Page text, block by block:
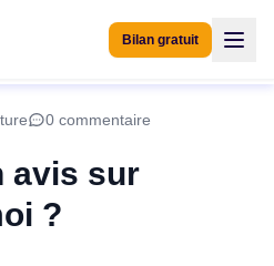
Bilan gratuit
0 commentaire
avis sur
?